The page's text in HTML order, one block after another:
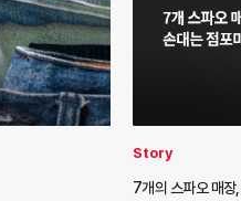
Story
7개의 스파오 매장